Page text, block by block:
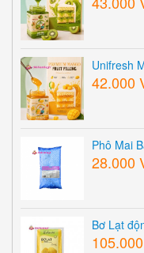
Unifresh
42.000
Phô Mai
28.000
Bơ Lạt